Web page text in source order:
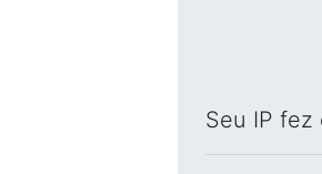
Seu IP fez